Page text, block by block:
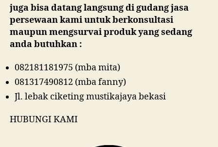
juga bisa datang langsung di gudang jasa
persewaan kami untuk berkonsultasi
maupun mengsurvai produk yang sedang
anda butuhkan :
082181181975 (mba mita)
081317490812 (mba fanny)
Jl. lebak ciketing mustikajaya bekasi
HUBUNGI KAMI